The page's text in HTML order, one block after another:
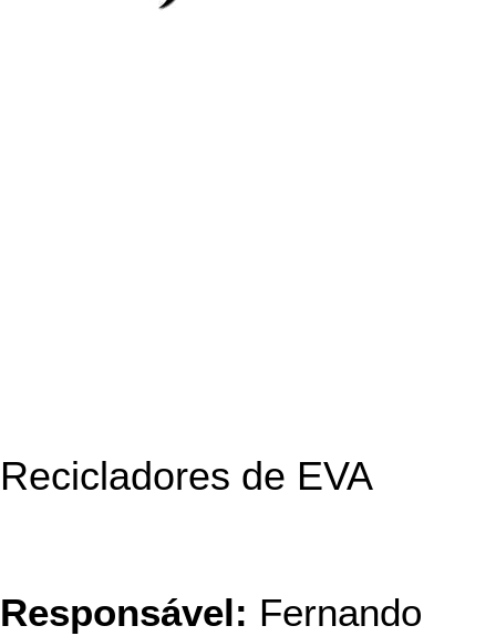
Recicladores de EVA
Responsável: Fernando